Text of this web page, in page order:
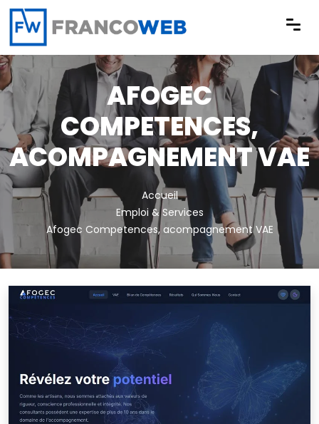
Panneau de gestion des cookies
AFOGEC
COMPETENCES,
ACOMPAGNEMENT VAE
Accueil
Emploi & Services
Afogec Competences, acompagnement VAE